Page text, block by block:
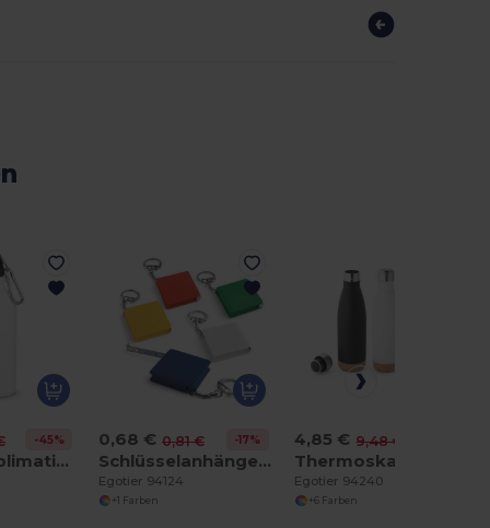
-45%
400-ml-Sublimations-Sportflasche
0,68 € 0,81 € -17%
Schlüsselanhänger mit Maßband
Egotier 94124
+1 Farben
4,85 € 9,48 €
Egotier 94240
+6 Farben